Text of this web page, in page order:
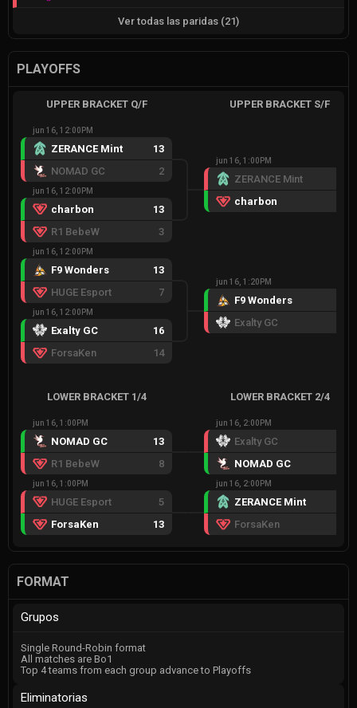
Ver todas las paridas (21)
PLAYOFFS
UPPER BRACKET Q/F
jun 16, 12:00PM
ZERANCE Mint
13
NOMAD GC
2
jun 16, 12:00PM
charbon
13
R1 BebeW
3
jun 16, 12:00PM
F9 Wonders
13
HUGE Esport
7
jun 16, 12:00PM
Exalty GC
16
ForsaKen
14
UPPER BRACKET S/F
jun 16, 1:00PM
ZERANCE Mint
charbon
jun 16, 1:20PM
F9 Wonders
Exalty GC
LOWER BRACKET 1/4
jun 16, 1:00PM
NOMAD GC
13
R1 BebeW
8
jun 16, 1:00PM
HUGE Esport
5
ForsaKen
13
LOWER BRACKET 2/4
jun 16, 2:00PM
Exalty GC
NOMAD GC
jun 16, 2:00PM
ZERANCE Mint
ForsaKen
FORMAT
Grupos
Single Round-Robin format
All matches are Bo1
Top 4 teams from each group advance to Playoffs
Eliminatorias